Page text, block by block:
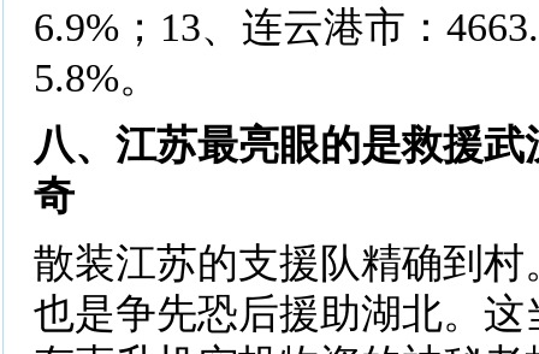
6.9%；13、连云港市：
5.8%。
八、江苏最亮眼的是救援
奇
散装江苏的支援队精确到
也是争先恐后援助湖北。